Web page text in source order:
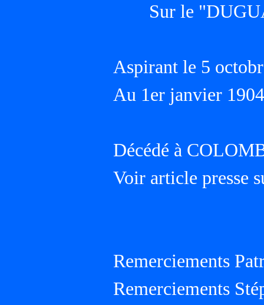
Sur le
Aspirant le 5
Au 1er janvier
Décédé à
Voir article presse
Remerciements
Remerciements